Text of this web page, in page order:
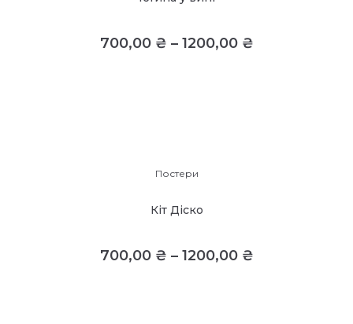
700,00 ₴ – 1200,00 ₴
Постери
Кіт Діско
700,00 ₴ – 1200,00 ₴